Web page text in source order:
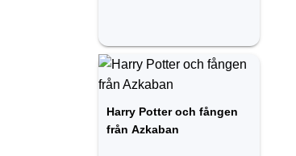
Harry Potter och fången
från Azkaban